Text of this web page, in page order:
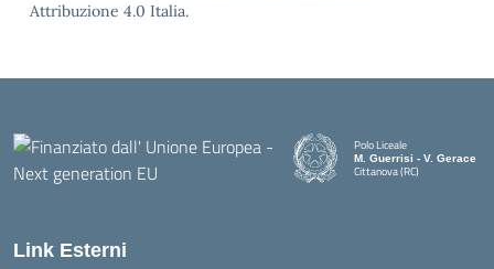
Attribuzione 4.0 Italia.
Polo Liceale
M. Guerrisi - V. Gerace
Cittanova (RC)
Link Esterni